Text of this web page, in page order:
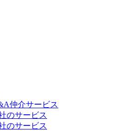
仲介サービス
のサービス
のサービス